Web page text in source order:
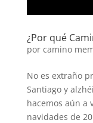
¿Por qué
por camino
No es extraño
Santiago y
hacemos aún a
navidades de